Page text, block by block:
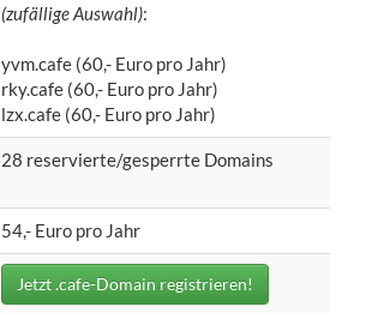
(zufällige Auswahl):
yvm.cafe (60,- Euro pro Jahr)
rky.cafe (60,- Euro pro Jahr)
lzx.cafe (60,- Euro pro Jahr)
28 reservierte/gesperrte Domains
54,- Euro pro Jahr
Jetzt .cafe-Domain registrieren!